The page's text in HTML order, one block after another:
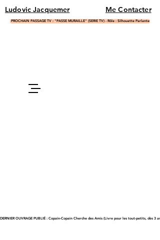
Ludovic Jacquemer Me Contacter
PROCHAIN PASSAGE TV : "PASSE MURAILLE" (SERIE TV) - Rôle : Silhouette Parlante
DERNIER OUVRAGE PUBLIÉ : Copain-Copain Cherche des Amis (Livre pour les tout-petits, dès 3